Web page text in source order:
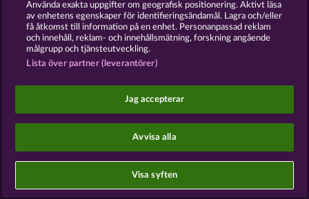
Sociala casinospel är endast avsedda för
underhållningsändamål och har absolut inget
inflytande på eventuell framtida framgång i spel
med riktiga pengar.
©2026 Whow Games GmbH
Använda exakta uppgifter om geografisk positionering. Aktivt läsa
av enhetens egenskaper för identifieringsändamål. Lagra och/eller
få åtkomst till information på en enhet. Personanpassad reklam
och innehåll, reklam- och innehållsmätning, forskning angående
målgrupp och tjänsteutveckling.
Lista över partner (leverantörer)
Jag accepterar
Avvisa alla
Visa syften